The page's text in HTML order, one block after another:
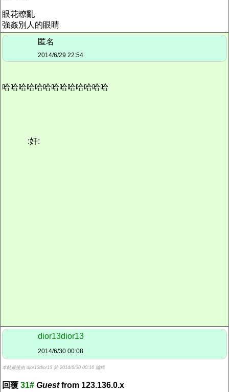
眼花暸亂
強姦別人的眼睛
匿名
2014/6/29 22:54
哈哈哈哈哈哈哈哈哈哈哈哈哈
:奸:
dior13dior13
2014/6/30 00:08
本帖最後由 dior13dior13 於 2014/6/30 00:16 編輯
回覆 31# Guestfrom 123.136.0.x